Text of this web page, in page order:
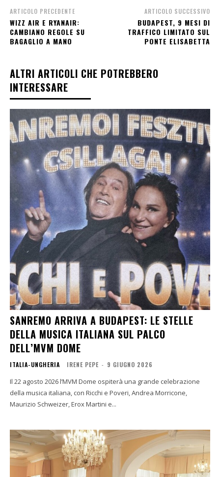
ARTICOLO PRECEDENTE
WIZZ AIR E RYANAIR:
CAMBIANO REGOLE SU
BAGAGLIO A MANO
ARTICOLO SUCCESSIVO
BUDAPEST, 9 MESI DI
TRAFFICO LIMITATO SUL
PONTE ELISABETTA
ALTRI ARTICOLI CHE POTREBBERO
INTERESSARE
SANREMO ARRIVA A BUDAPEST: LE STELLE
DELLA MUSICA ITALIANA SUL PALCO
DELL’MVM DOME
ITALIA-UNGHERIA IRENE PEPE - 9 GIUGNO 2026
Il 22 agosto 2026 l’MVM Dome ospiterà una grande celebrazione
della musica italiana, con Ricchi e Poveri, Andrea Morricone,
Maurizio Schweizer, Erox Martini e...